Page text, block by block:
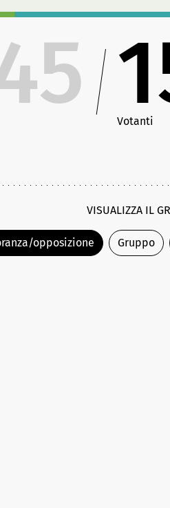
Votanti
VISUALIZZA IL
opposizione Gruppo